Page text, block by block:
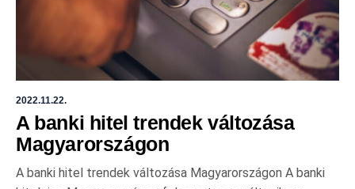
2022.11.22.
A banki hitel trendek változása
Magyarországon
A banki hitel trendek változása Magyarországon A banki